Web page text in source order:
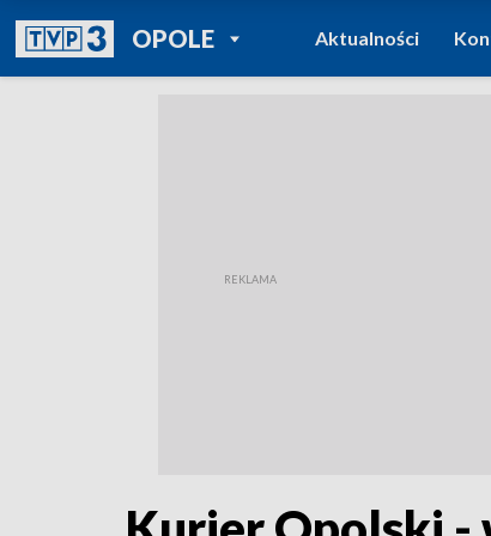
OPOLEPOWRÓT DO
TVP REGIONY
Aktualności